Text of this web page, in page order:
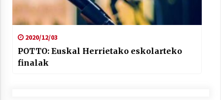
2020/12/03
POTTO: Euskal Herrietako eskolarteko
finalak